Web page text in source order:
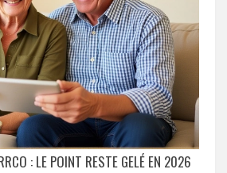
: LE POINT RESTE GELÉ EN 2026